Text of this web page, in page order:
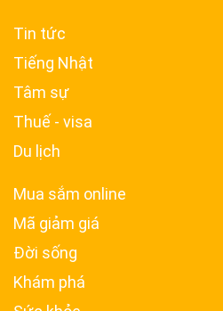
Tin tức
Tiếng Nhật
Tâm sự
Thuế - visa
Du lịch
Mua sắm online
Mã giảm giá
Đời sống
Khám phá